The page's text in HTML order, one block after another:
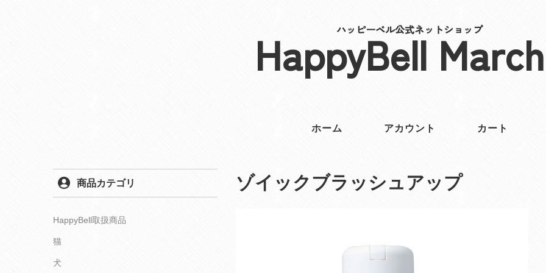
ハッピーベル公式ネットショップ
HappyBell
ホーム アカウント カート
ゾイックブラッシュアップ
商品カテゴリ
HappyBell取扱商品
猫
犬